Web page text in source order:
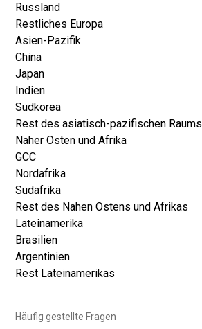
Russland
Restliches Europa
Asien-Pazifik
China
Japan
Indien
Südkorea
Rest des asiatisch-pazifischen Raums
Naher Osten und Afrika
GCC
Nordafrika
Südafrika
Rest des Nahen Ostens und Afrikas
Lateinamerika
Brasilien
Argentinien
Rest Lateinamerikas
Häufig gestellte Fragen